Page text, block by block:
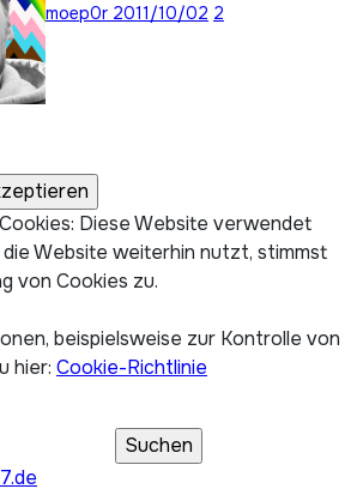
moep0r 2011/10/02 2
Diese Website verwendet
die Website weiterhin nutzt, stimmst
von Cookies zu.
beispielsweise zur Kontrolle von
hier: Cookie-Richtlinie